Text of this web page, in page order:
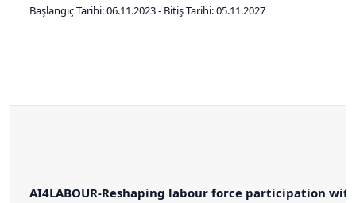
Başlangıç Tarihi: 06.11.2023 - Bitiş Tarihi: 05.11.2027
AI4LABOUR-Reshaping labour force participation